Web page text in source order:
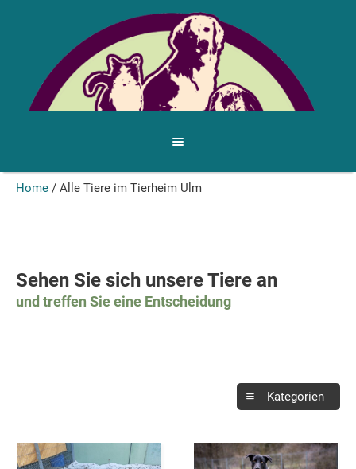
Home / Alle Tiere im Tierheim Ulm
Sehen Sie sich unsere Tiere an
und treffen Sie eine Entscheidung
Kategorien